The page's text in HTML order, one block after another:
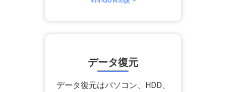
データ復元
データ復元はパソコン、HDD、